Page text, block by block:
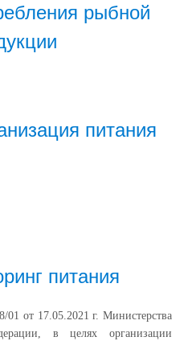
рыбной
питания
питания
от 17.05.2021 г. Министерства
в целях организации